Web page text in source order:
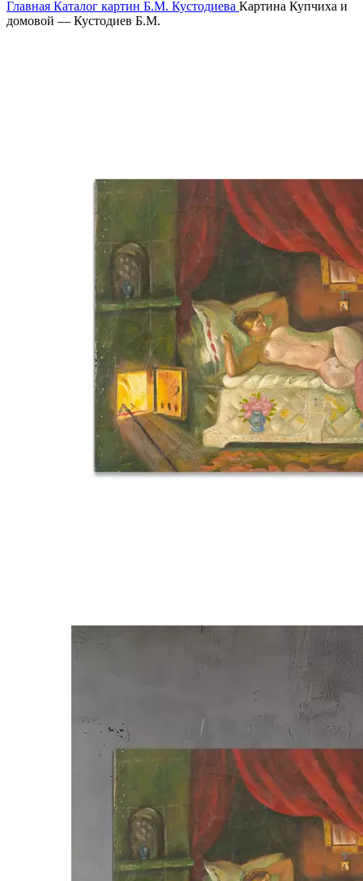
Главная Каталог картин Б.М. Кустодиева Картина Купчиха и
домовой — Кустодиев Б.М.